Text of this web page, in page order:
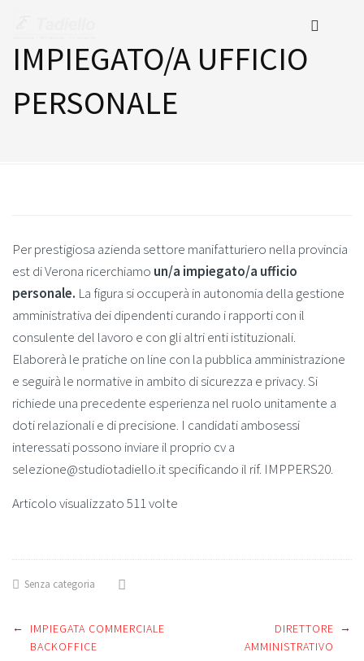
IMPIEGATO/A UFFICIO
PERSONALE
Per prestigiosa azienda settore manifatturiero nella provincia
est di Verona ricerchiamo un/a impiegato/a ufficio
personale. La figura si occuperà in autonomia della gestione
amministrativa dei dipendenti curando i rapporti con il
consulente del lavoro e con gli altri enti istituzionali.
Elaborerà le pratiche on line con la pubblica amministrazione
e seguirà le normative in ambito di sicurezza e privacy. Si
richiede una precedente esperienza nel ruolo unitamente a
doti relazionali e di precisione. I candidati ambosessi
interessati possono inviare il proprio cv a
selezione@studiotadiello.it specificando il rif. IMPPERS20.
Articolo visualizzato 511 volte
Senza categoria
Post
←
IMPIEGATA COMMERCIALE
BACKOFFICE
DIRETTORE
AMMINISTRATIVO
→